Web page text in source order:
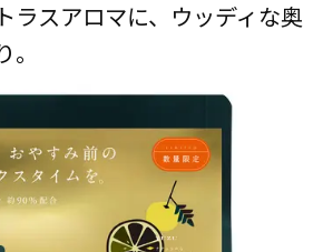
ラスアロマに、ウッディな奥